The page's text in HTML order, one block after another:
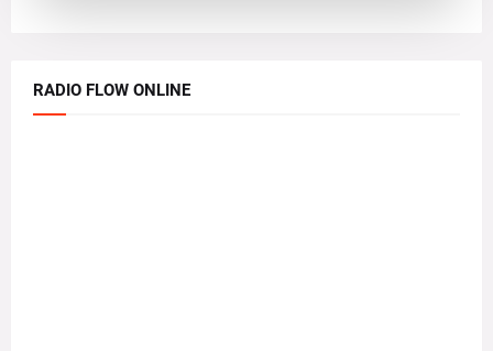
RADIO FLOW ONLINE